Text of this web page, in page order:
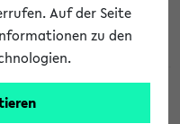
Auf der Seite
zu den